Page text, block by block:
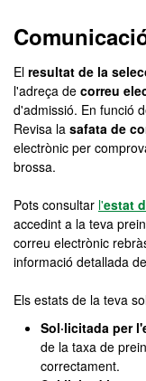
El resultat de la
l'adreça de correu
d'admissió. En funció
Revisa la safata de
electrònic per
brossa.
Pots consultar l'estat
accedint a la teva
correu electrònic
informació detallada
Els estats de la teva
Sol·licitada per
de la taxa de
correctament.